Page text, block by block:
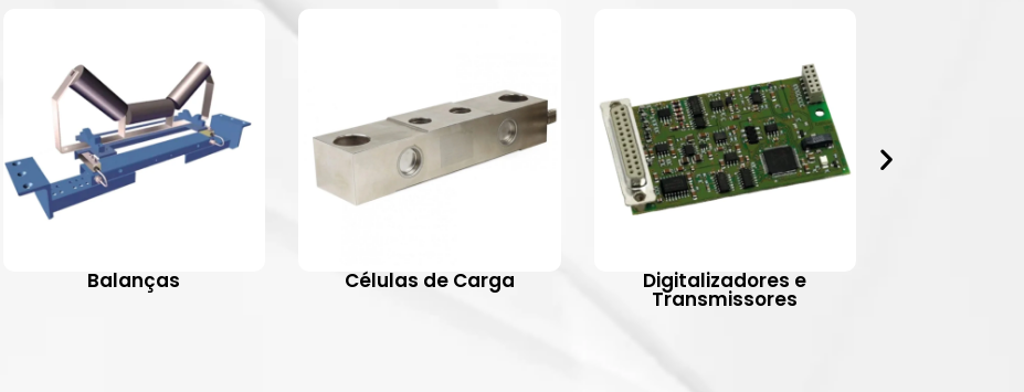
Balanças Células de Carga Digitalizadores e
Transmissores